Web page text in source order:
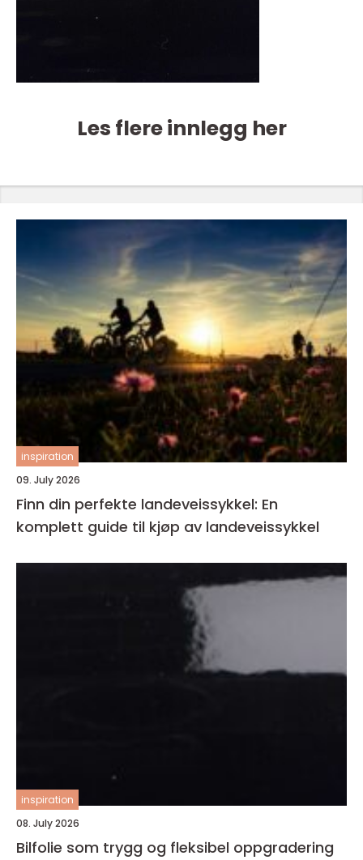
Les flere innlegg her
inspiration
09. July 2026
Finn din perfekte landeveissykkel: En
komplett guide til kjøp av landeveissykkel
inspiration
08. July 2026
Bilfolie som trygg og fleksibel oppgradering